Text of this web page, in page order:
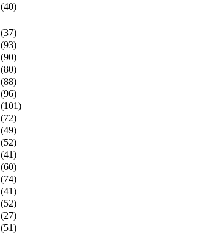
(40)
(37)
(93)
(90)
(80)
(88)
(96)
(101)
(72)
(49)
(52)
(41)
(60)
(74)
(41)
(52)
(27)
(51)